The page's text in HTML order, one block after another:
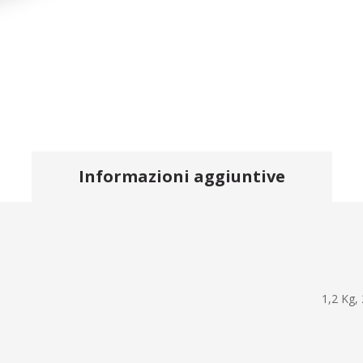
Informazioni aggiuntive
1,2 Kg,